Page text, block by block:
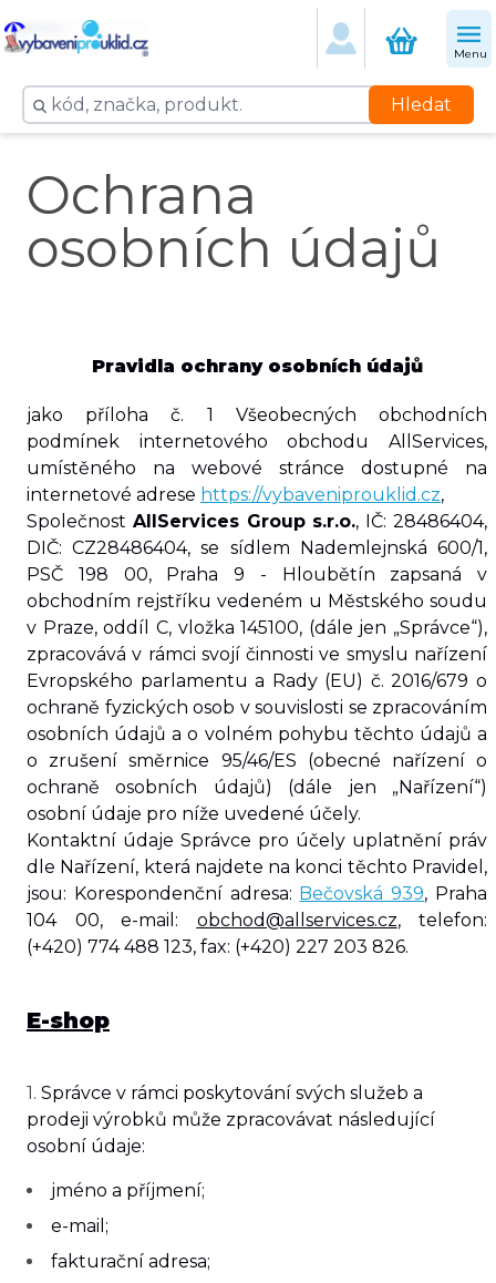
Menu
Hledat
Ochrana
osobních údajů
Pravidla ochrany osobních údajů
jako příloha č. 1 Všeobecných obchodních
podmínek internetového obchodu AllServices,
umístěného na webové stránce dostupné na
internetové adrese https://vybaveniprouklid.cz,
Společnost AllServices Group s.r.o., IČ: 28486404,
DIČ: CZ28486404, se sídlem Nademlejnská 600/1,
PSČ 198 00, Praha 9 - Hloubětín zapsaná v
obchodním rejstříku vedeném u Městského soudu
v Praze, oddíl C, vložka 145100, (dále jen „Správce“),
zpracovává v rámci svojí činnosti ve smyslu nařízení
Evropského parlamentu a Rady (EU) č. 2016/679 o
ochraně fyzických osob v souvislosti se zpracováním
osobních údajů a o volném pohybu těchto údajů a
o zrušení směrnice 95/46/ES (obecné nařízení o
ochraně osobních údajů) (dále jen „Nařízení“)
osobní údaje pro níže uvedené účely.
Kontaktní údaje Správce pro účely uplatnění práv
dle Nařízení, která najdete na konci těchto Pravidel,
jsou: Korespondenční adresa: Bečovská 939, Praha
104 00, e-mail: obchod@allservices.cz, telefon:
(+420) 774 488 123, fax: (+420) 227 203 826.
E-shop
1. ​ Správce v rámci poskytování svých služeb a
prodeji výrobků může zpracovávat následující
osobní údaje:
jméno a příjmení;
e-mail;
fakturační adresa;